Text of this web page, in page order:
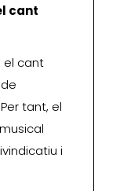
cant
el cant
tant, el
i